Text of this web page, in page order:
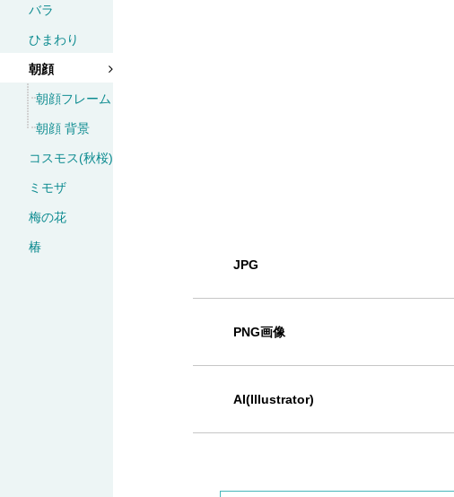
バラ
ひまわり
朝顔
朝顔フレーム
朝顔 背景
コスモス(秋桜)
ミモザ
梅の花
椿
JPG
PNG画像
AI(Illustrator)